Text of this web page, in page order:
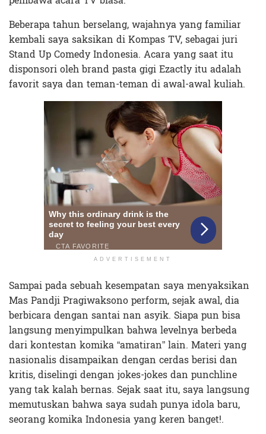
Beberapa tahun berselang, wajahnya yang familiar
kembali saya saksikan di Kompas TV, sebagai juri
Stand Up Comedy Indonesia. Acara yang saat itu
disponsori oleh brand pasta gigi Ezactly itu adalah
favorit saya dan teman-teman di awal-awal kuliah.
ADVERTISEMENT
Sampai pada sebuah kesempatan saya menyaksikan
Mas Pandji Pragiwaksono perform, sejak awal, dia
berbicara dengan santai nan asyik. Siapa pun bisa
langsung menyimpulkan bahwa levelnya berbeda
dari kontestan komika “amatiran” lain. Materi yang
nasionalis disampaikan dengan cerdas berisi dan
kritis, diselingi dengan jokes-jokes dan punchline
yang tak kalah bernas. Sejak saat itu, saya langsung
memutuskan bahwa saya sudah punya idola baru,
seorang komika Indonesia yang keren banget!.